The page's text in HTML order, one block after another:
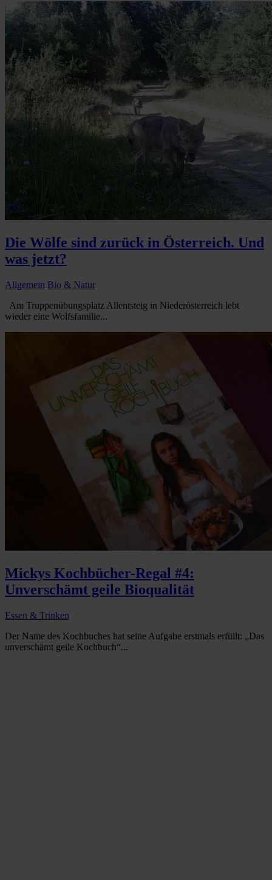
Die Wölfe sind zurück in Österreich. Und
was jetzt?
Allgemein Bio & Natur
Am Truppenübungsplatz Allentsteig in Niederösterreich lebt
wieder eine Wolfsfamilie...
Mickys Kochbücher-Regal #4:
Unverschämt geile Bioqualität
Essen & Trinken
Der Name des Kochbuches hat seine Aufgabe erstmals erfüllt: „Das
unverschämt geile Kochbuch“...